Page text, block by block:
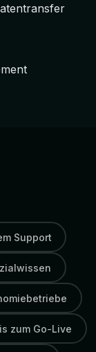
Support
zum Go-Live